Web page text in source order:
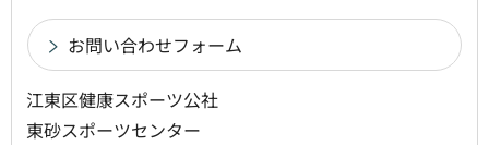
江東区健康スポーツ公社
東砂スポーツセンター